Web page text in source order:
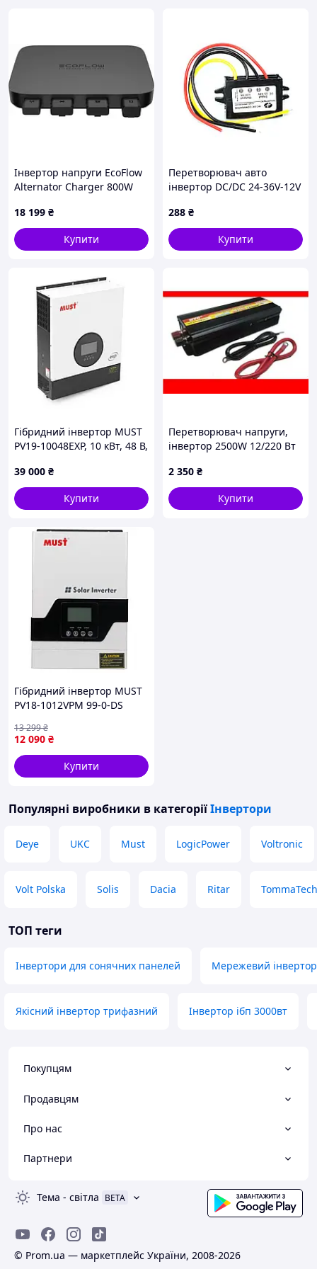
потужність, Вт
Робоча напруга, В
30 - 40
Максимальний струм
Максимальний струм
20 / 30
Інвертор напруги EcoFlow
Alternator Charger 800W
18 199 ₴
Купити
Перетворювач авто
інвертор DC/DC 24-36V-12V
288 ₴
Купити
Гібридний інвертор MUST
PV19-10048EXP, 10 кВт, 48 В,
однофазний, 90 450 В, 2-
MPPT, PV 450 В. 425 × 527 ×
145
39 000 ₴
Купити
Перетворювач напруги,
інвертор 2500W 12/220 Вт
2 350 ₴
Купити
Гібридний інвертор MUST
PV18-1012VPM 99-0-DS
12 090 ₴
13 299₴
Купити
Популярні виробники в категоріїІнвертори
Deye UKC Must LogicPower Voltronic
Volt Polska Solis Dacia Ritar TommaTech
ТОП теги
Інвертори для сонячних панелей Мережевий
Якісний інвертор трифазний Інвертор ібп 3000вт
Покупцям
Продавцям
Про нас
Партнери
Тема - світла BETA
© Prom.ua — маркетплейс України, 2008-2026